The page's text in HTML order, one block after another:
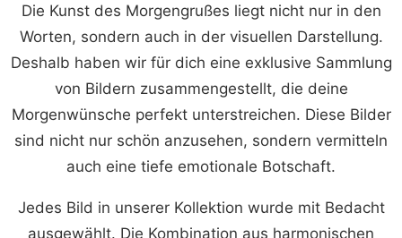
Die Kunst des Morgengrußes liegt nicht nur in den
Worten, sondern auch in der visuellen Darstellung.
Deshalb haben wir für dich eine exklusive Sammlung
von Bildern zusammengestellt, die deine
Morgenwünsche perfekt unterstreichen. Diese Bilder
sind nicht nur schön anzusehen, sondern vermitteln
auch eine tiefe emotionale Botschaft.
Jedes Bild in unserer Kollektion wurde mit Bedacht
ausgewählt. Die Kombination aus harmonischen